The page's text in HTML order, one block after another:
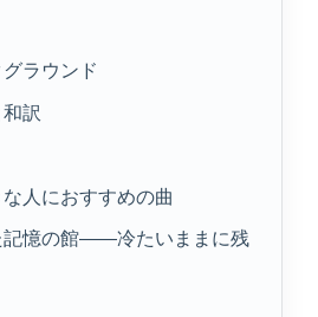
ラウンド
訳
人におすすめの曲
記憶の館——冷たいままに残